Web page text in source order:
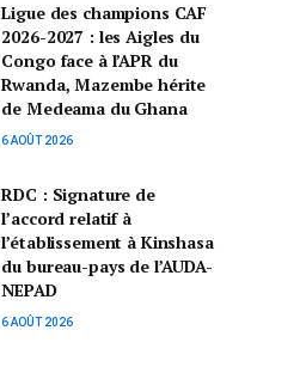
Ligue des champions CAF
2026-2027 : les Aigles du
Congo face à l’APR du
Rwanda, Mazembe hérite
de Medeama du Ghana
6 AOÛT 2026
RDC : Signature de
l’accord relatif à
l’établissement à Kinshasa
du bureau-pays de l’AUDA-
NEPAD
6 AOÛT 2026